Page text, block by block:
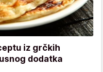
iz grčkih
dodatka